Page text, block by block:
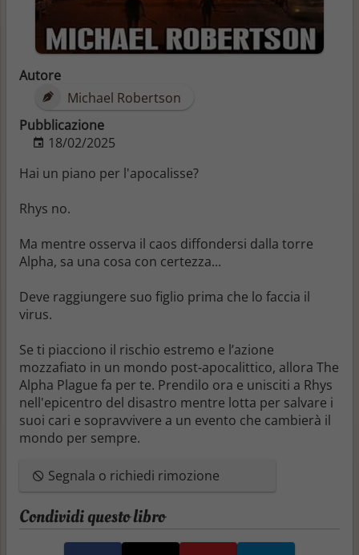
Autore
Michael Robertson
Pubblicazione
18/02/2025
Hai un piano per l'apocalisse?
Rhys no.
Ma mentre osserva il caos diffondersi dalla torre
Alpha, sa una cosa con certezza...
Deve raggiungere suo figlio prima che lo faccia il
virus.
Se ti piacciono il rischio estremo e l’azione
mozzafiato in un mondo post-apocalittico, allora The
Alpha Plague fa per te. Prendilo ora e unisciti a Rhys
nell'epicentro del disastro mentre lotta per salvare i
suoi cari e sopravvivere a un evento che cambierà il
mondo per sempre.
Segnala o richiedi rimozione
Condividi questo libro